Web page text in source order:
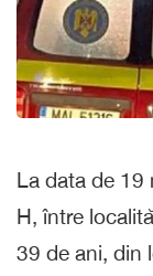
La data de 19
H, între
39 de ani, din